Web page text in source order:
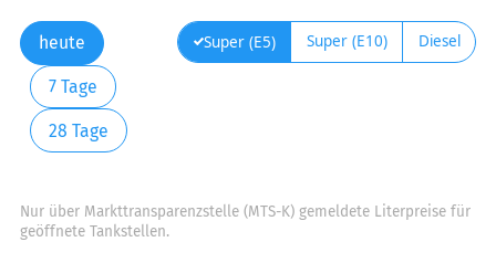
heute
7 Tage
28 Tage
Super (E5) Super (E10) Diesel
Nur über Markttransparenzstelle (MTS-K) gemeldete Literpreise für
geöffnete Tankstellen.